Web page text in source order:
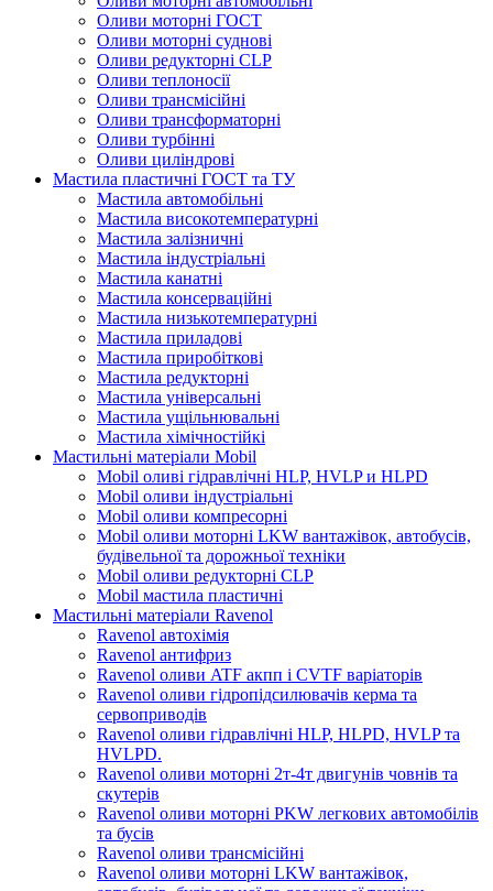
Оливи моторні ГОСТ
Оливи моторні суднові
Оливи редукторні CLP
Оливи теплоносії
Оливи трансмісійні
Оливи трансформаторні
Оливи турбінні
Оливи циліндрові
Мастила пластичні ГОСТ та ТУ
Мастила автомобільні
Мастила високотемпературні
Мастила залізничні
Мастила індустріальні
Мастила канатні
Мастила консерваційні
Мастила низькотемпературні
Мастила приладові
Мастила приробіткові
Мастила редукторні
Мастила універсальні
Мастила ущільнювальні
Мастила хімічностійкі
Мастильні матеріали Mobil
Mobil оливі гідравлічні HLP, HVLP и HLPD
Mobil оливи індустріальні
Mobil оливи компресорні
Mobil оливи моторні LKW вантажівок, автобусів,
будівельної та дорожньої техніки
Mobil оливи редукторні CLP
Mobil мастила пластичні
Мастильні матеріали Ravenol
Ravenol автохімія
Ravenol антифриз
Ravenol оливи ATF акпп і CVTF варіаторів
Ravenol оливи гідропідсилювачів керма та
сервоприводів
Ravenol оливи гідравлічні HLP, HLPD, HVLP та
HVLPD.
Ravenol оливи моторні 2т-4т двигунів човнів та
скутерів
Ravenol оливи моторні PKW легкових автомобілів
та бусів
Ravenol оливи трансмісійні
Ravenol оливи моторні LKW вантажівок,